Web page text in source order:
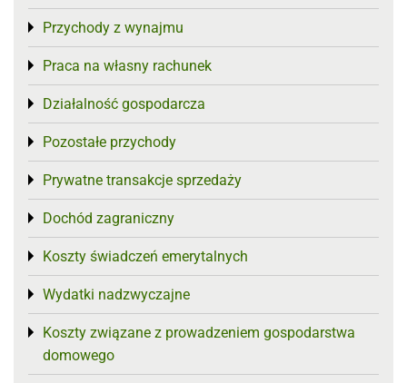
Przychody z wynajmu
Toggle menu
Praca na własny rachunek
Toggle menu
Działalność gospodarcza
Toggle menu
Pozostałe przychody
Toggle menu
Prywatne transakcje sprzedaży
Toggle menu
Dochód zagraniczny
Toggle menu
Koszty świadczeń emerytalnych
Toggle menu
Wydatki nadzwyczajne
Toggle menu
Koszty związane z prowadzeniem gospodarstwa
domowego
Toggle menu